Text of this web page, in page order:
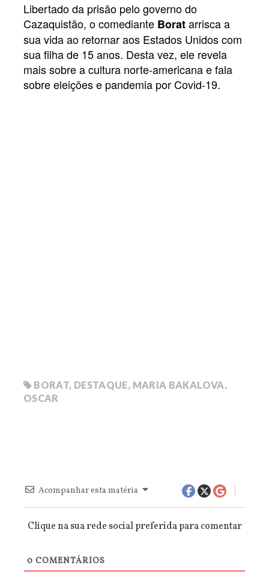
Libertado da prisão pelo governo do
Cazaquistão, o comediante Boratarrisca a
sua vida ao retornar aos Estados Unidos com
sua filha de 15 anos. Desta vez, ele revela
mais sobre a cultura norte-americana e fala
sobre eleições e pandemia por Covid-19.
BORAT, DESTAQUE, MARIA BAKALOVA,
OSCAR
Acompanhar esta matéria
Clique na sua rede social preferida para comentar
0 COMENTÁRIOS